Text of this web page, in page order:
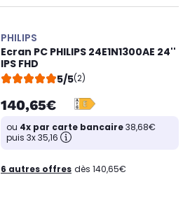
PHILIPS
Ecran PC PHILIPS 24E1N1300AE 24''
IPS FHD
5/5(2)
140,65€
ou 4x par carte bancaire38,68€
puis 3x 35,16
6 autres offres dès 140,65€